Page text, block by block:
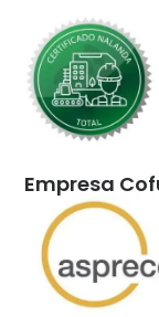
Empresa